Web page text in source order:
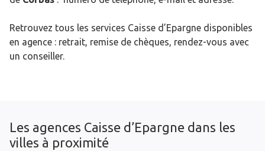
Retrouvez tous les services Caisse d’Epargne disponibles
en agence : retrait, remise de chèques, rendez-vous avec
un conseiller.
Les agences Caisse d’Epargne dans les
villes à proximité